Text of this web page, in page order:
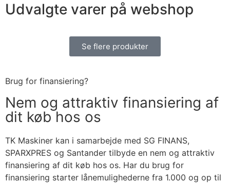
Udvalgte varer på webshop
Se flere produkter
Brug for finansiering?
Nem og attraktiv finansiering af
dit køb hos os
TK Maskiner kan i samarbejde med SG FINANS,
SPARXPRES og Santander tilbyde en nem og attraktiv
finansiering af dit køb hos os. Har du brug for
finansiering starter lånemulighederne fra 1.000 og op til